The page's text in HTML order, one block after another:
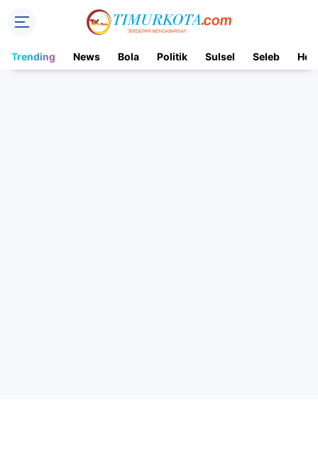
Trending News Bola Politik Sulsel Seleb Hot